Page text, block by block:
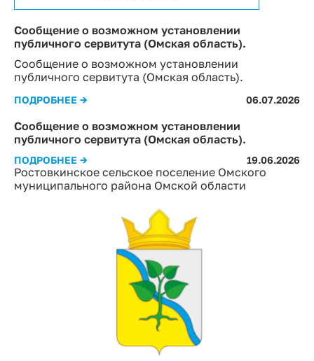
Ростовкинское сельское поселение Омского
муниципального района Омской области
Сообщение о возможном установлении
публичного сервитута (Омская область).
Сообщение о возможном установлении
публичного сервитута (Омская область).
ПОДРОБНЕЕ → 06.07.2026
Сообщение о возможном установлении
публичного сервитута (Омская область).
ПОДРОБНЕЕ → 19.06.2026